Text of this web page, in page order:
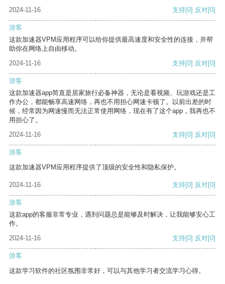
2024-11-16
支持[0] 反对[0]
游客
这款加速器VPM应用程序可以给你提供最高速度和安全性的连接，并帮
助你在网络上自由移动。
2024-11-16
支持[0] 反对[0]
游客
这款加速器app简直是居家旅行必备神器，无论是看视频、玩游戏还是工
作办公，都能畅享高速网络，再也不用担心网速卡顿了。以前出差的时
候，经常因为网速慢而无法正常使用网络，现在有了这个app，我再也不
用担心了。
2024-11-16
支持[0] 反对[0]
游客
这款加速器VPM应用程序提供了顶级的安全性和隐私保护。
2024-11-16 支持[0] 反对[0]
游客
这款app的客服非常专业，遇到问题总是能够及时解决，让我能够安心工
作。
2024-11-16
支持[0] 反对[0]
游客
这款学习软件的社区氛围非常好，可以与其他学习者交流学习心得。